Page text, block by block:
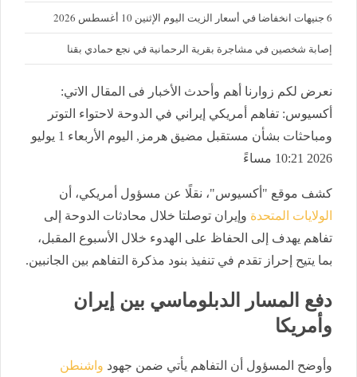
6 جنيهات انخفاضا في أسعار الزيت اليوم الإثنين 10 أغسطس 2026
إصابة شخصين في مشاجرة بقرية الرحمانية في نجع حمادي بقنا
نعرض لكم زوارنا أهم وأحدث الأخبار فى المقال الاتي:
أكسيوس: تفاهم أمريكي إيراني في الدوحة لاحتواء التوتر
ومباحثات بشأن مستقبل مضيق هرمز, اليوم الأربعاء 1 يوليو
2026 10:21 مساءً
كشف موقع "أكسيوس"، نقلًا عن مسؤول أمريكي، أن
الولايات المتحدة وإيران توصلتا خلال محادثات الدوحة إلى
تفاهم يهدف إلى الحفاظ على الهدوء خلال الأسبوع المقبل،
بما يتيح إحراز تقدم في تنفيذ بنود مذكرة التفاهم بين الجانبين.
دفع المسار الدبلوماسي بين إيران
وأمريكا
وأوضح المسؤول أن التفاهم يأتي ضمن جهود واشنطن